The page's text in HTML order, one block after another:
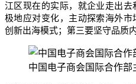
江区现在的实际，就企业走出
极地应对变化，主动探索海外市
创新出海模式；第三要坚守品质
中国电子商会国际合作